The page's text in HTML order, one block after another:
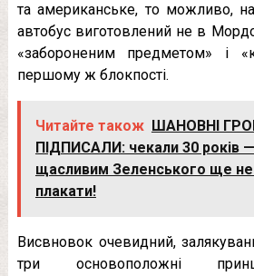
та американське, то можливо,
автобус виготовлений не в
«забороненим предметом» і
першому ж блокпості.
Читайте також ШАНОВНІ
ПІДПИСАЛИ: чекали 30 років
щасливим Зеленського ще
плакати!
Висвновок очевидний,
три основоположні